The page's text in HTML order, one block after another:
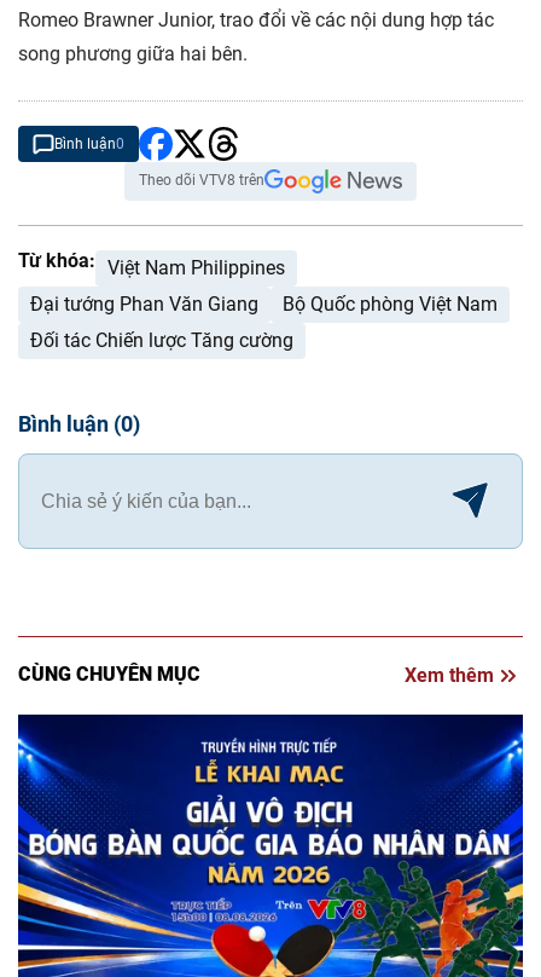
Romeo Brawner Junior, trao đổi về các nội dung hợp tác
song phương giữa hai bên.
Bình luận0
Theo dõi VTV8 trên
Từ khóa: Việt Nam Philippines
Đại tướng Phan Văn Giang
Bộ Quốc phòng Việt Nam
Đối tác Chiến lược Tăng cường
Bình luận (0)
CÙNG CHUYÊN MỤC Xem thêm